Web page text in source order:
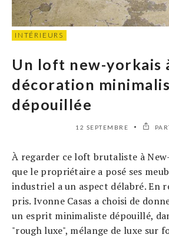
INTÉRIEURS
Un loft new-yorkais
décoration
dépouillée
12 SEPTEMBRE
À regarder ce loft brutaliste à
que le propriétaire a posé ses
industriel a un aspect délabré. En
pris. Ivonne Casas a choisi de
un esprit minimaliste dépouillé,
"rough luxe", mélange de luxe sur